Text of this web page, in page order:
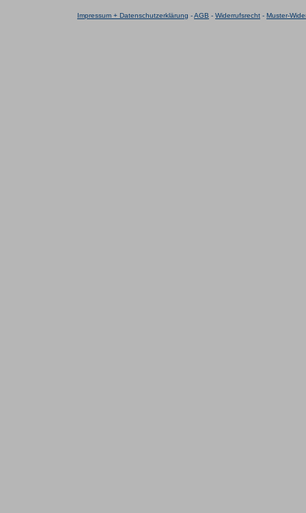
Impressum + Datenschutzerklärung -AGB - Widerrufsrecht - Muster-